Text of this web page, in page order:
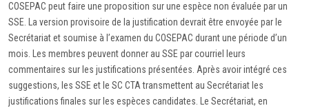
COSEPAC peut faire une proposition sur une espèce non évaluée par un
SSE. La version provisoire de la justification devrait être envoyée par le
Secrétariat et soumise à l’examen du COSEPAC durant une période d’un
mois. Les membres peuvent donner au SSE par courriel leurs
commentaires sur les justifications présentées. Après avoir intégré ces
suggestions, les SSE et le SC CTA transmettent au Secrétariat les
justifications finales sur les espèces candidates. Le Secrétariat, en